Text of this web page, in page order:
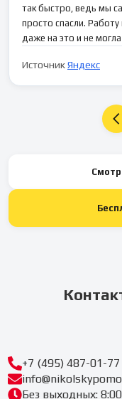
так быстро, ведь мы
просто спасли.
даже на это и не
ИсточникЯндекс
+7 (495) 487-01-77
Без выходных: